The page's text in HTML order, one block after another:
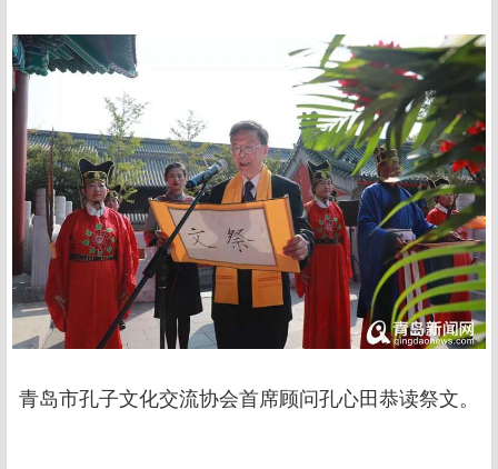
青岛市孔子文化交流协会首席顾问孔心田恭读祭文。